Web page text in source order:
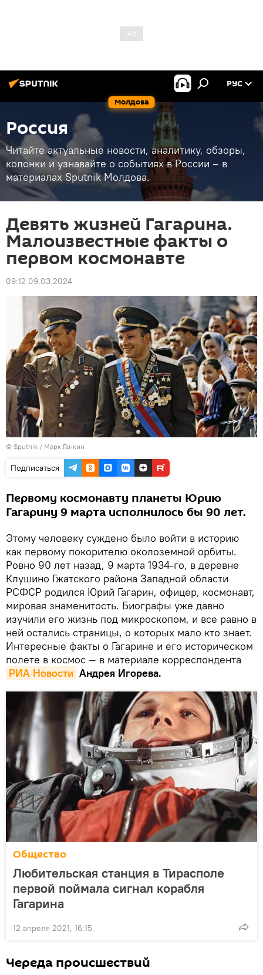
Молдова
РУС
Россия
Читайте актуальные новости, аналитику, обзоры,
колонки и узнавайте о событиях в России – в
материалах Sputnik Молдова.
Девять жизней Гагарина.
Малоизвестные факты о
первом космонавте
09:12 09.03.2024
© Sputnik / Марк Ганкин
Подписаться
Первому космонавту планеты Юрию
Гагарину 9 марта исполнилось бы 90 лет.
Этому человеку суждено было войти в историю
как первому покорителю околоземной орбиты.
Ровно 90 лет назад, 9 марта 1934-го, в деревне
Клушино Гжатского района Западной области
РСФСР родился Юрий Гагарин, офицер, космонавт,
мировая знаменитость. Биографы уже давно
изучили его жизнь под микроскопом, и все равно в
ней остались страницы, о которых мало кто знает.
Интересные факты о Гагарине и его историческом
полете в космос — в материале корреспондента
РИА Новости Андрея Игорева.
Общество
Любительская станция в Тирасполе
первой поймала сигнал корабля
Гагарина
12 апреля 2021, 16:15
Череда происшествий